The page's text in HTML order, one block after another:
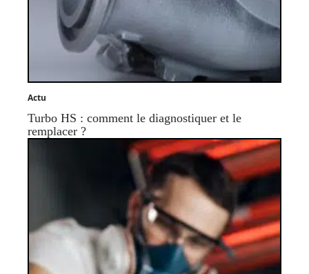
Actu
Turbo HS : comment le diagnostiquer et le
remplacer ?